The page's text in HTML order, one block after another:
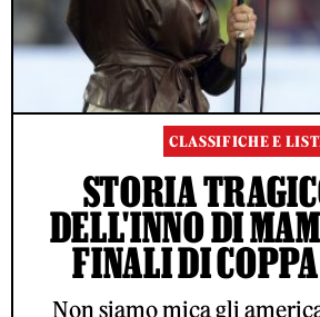
CLASSIFICHE E
STORIA
DELL'INNO DI
FINALI DI
Non siamo mica gli